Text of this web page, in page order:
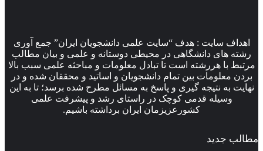
اهداف سایت : هدف “سایت علمی دانشجویان ایران” جمع آوری
رشته های دانشگاهی در محیطی دوستانه و علمی و بیان مطالب
مرتبط با هررشته است تا تبادل معلومات و مباحثه علمی سبب بالا
بردن معلومات بین تمام دانشجویان و اساتید و محققان شده و در
نهایت به نتیجه گیری و پاسخ به مسائل مطرح شده برسد؛ تا به این
وسیله قدمی کوچک در راستای رشد و پیشرفت علمی
کشورعزیزمان ایران برداشته باشیم.
مطالب جدید